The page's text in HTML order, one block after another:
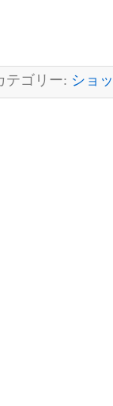
テゴリー: ショ